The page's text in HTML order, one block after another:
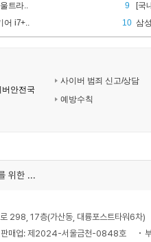
트라..
어 i7+..
9
[국
10 삼
사이버 범죄 신고/상담
예방수칙
[공지] 관심상품 서비스 최적화를 위한 미사용 폴더 정리 안내
298, 17층(가산동, 대륭포스트타워6차)
판매업: 제2024-서울금천-0848호